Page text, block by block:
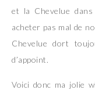
et la Chevelue
acheter pas mal de
Chevelue dort
d’appoint.
Voici donc ma jolie